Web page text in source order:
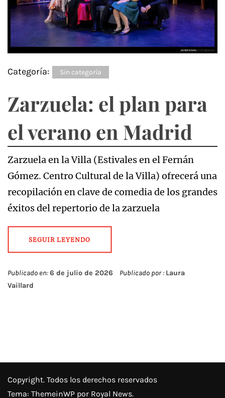
Categoría: Sin categoría
Zarzuela: el plan para
el verano en Madrid
Zarzuela en la Villa (Estivales en el Fernán
Gómez. Centro Cultural de la Villa) ofrecerá una
recopilación en clave de comedia de los grandes
éxitos del repertorio de la zarzuela
SEGUIR LEYENDO
Publicado en:6 de julio de 2026 Publicado por : Laura
Vaillard
Copyright. Todos los derechos reservados
Tema: ThemeinWP por Royal News.